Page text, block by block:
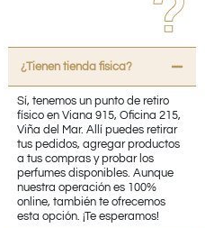
¿Tienen tienda fisica?
Sí, tenemos un punto de retiro
físico en Viana 915, Oficina 215,
Viña del Mar. Allí puedes retirar
tus pedidos, agregar productos
a tus compras y probar los
perfumes disponibles. Aunque
nuestra operación es 100%
online, también te ofrecemos
esta opción. ¡Te esperamos!